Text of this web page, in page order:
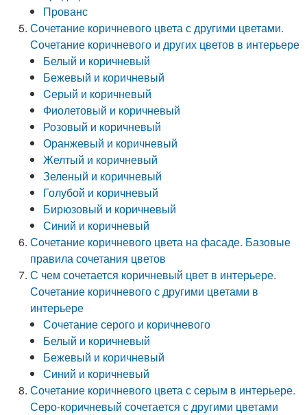
Прованс
Сочетание коричневого цвета с другими цветами.
Сочетание коричневого и других цветов в интерьере
Белый и коричневый
Бежевый и коричневый
Cерый и коричневый
Фиолетовый и коричневый
Розовый и коричневый
Оранжевый и коричневый
Желтый и коричневый
Зеленый и коричневый
Голубой и коричневый
Бирюзовый и коричневый
Синий и коричневый
Сочетание коричневого цвета на фасаде. Базовые
правила сочетания цветов
С чем сочетается коричневый цвет в интерьере.
Сочетание коричневого с другими цветами в
интерьере
Сочетание серого и коричневого
Белый и коричневый
Бежевый и коричневый
Синий и коричневый
Сочетание коричневого цвета с серым в интерьере.
Серо-коричневый сочетается с другими цветами